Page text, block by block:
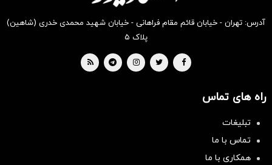
آدرس: تهران - خیابان قائم مقام فراهانی - خیابان شهید محمدی خدری (شاهین)
پلاک ۵
راه های تماس
تبلیغات
تماس با ما
همکاری با ما